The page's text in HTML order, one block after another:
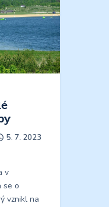
5. 7. 2023
v
se o
vznikl na